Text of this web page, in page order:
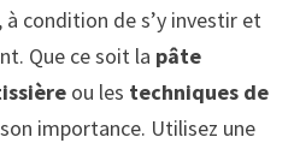
condition de s’y investir et
Que ce soit la pâte
ou les techniques de
importance. Utilisez une